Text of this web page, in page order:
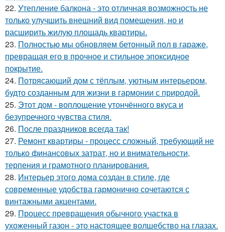
22. Утепление балкона - это отличная возможность не
только улучшить внешний вид помещения, но и
расширить жилую площадь квартиры.
23. Полностью мы обновляем бетонный пол в гараже,
превращая его в прочное и стильное эпоксидное
покрытие.
24. Потрясающий дом с тёплым, уютным интерьером,
будто созданным для жизни в гармонии с природой.
25. Этот дом - воплощение утончённого вкуса и
безупречного чувства стиля.
26. После праздников всегда так!
27. Ремонт квартиры - процесс сложный, требующий не
только финансовых затрат, но и внимательности,
терпения и грамотного планирования.
28. Интерьер этого дома создан в стиле, где
современные удобства гармонично сочетаются с
винтажными акцентами.
29. Процесс превращения обычного участка в
ухоженный газон - это настоящее волшебство на глазах.